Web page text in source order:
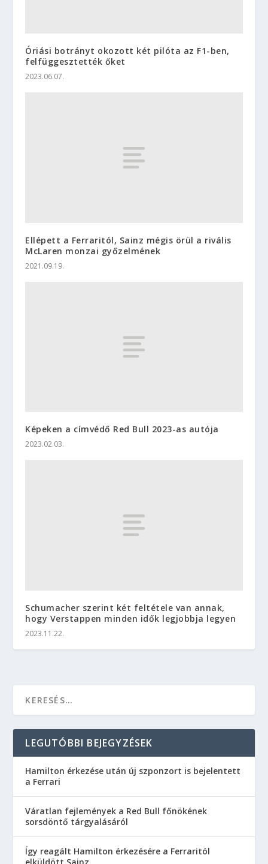
Óriási botrányt okozott két pilóta az F1-ben,
felfüggesztették őket
2023.06.07.
Ellépett a Ferraritól, Sainz mégis örül a rivális
McLaren monzai győzelmének
2021.09.19.
Képeken a címvédő Red Bull 2023-as autója
2023.02.03.
Schumacher szerint két feltétele van annak,
hogy Verstappen minden idők legjobbja legyen
2023.11.22.
LEGUTÓBBI BEJEGYZÉSEK
Hamilton érkezése után új szponzort is bejelentett
a Ferrari
Váratlan fejlemények a Red Bull főnökének
sorsdöntő tárgyalásáról
Így reagált Hamilton érkezésére a Ferraritól